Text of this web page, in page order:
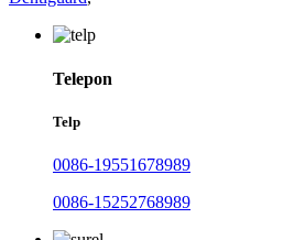
Telepon
Telp
0086-19551678989
0086-15252768989